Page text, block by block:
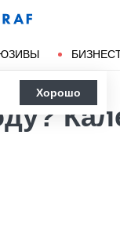
Хорошо